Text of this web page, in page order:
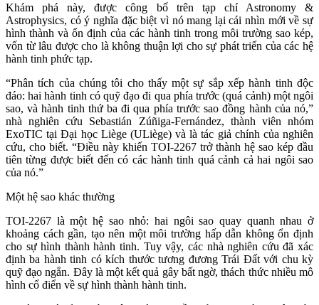
Khám phá này, được công bố trên tạp chí Astronomy &
Astrophysics, có ý nghĩa đặc biệt vì nó mang lại cái nhìn mới về sự
hình thành và ổn định của các hành tinh trong môi trường sao kép,
vốn từ lâu được cho là không thuận lợi cho sự phát triển của các hệ
hành tinh phức tạp.
“Phân tích của chúng tôi cho thấy một sự sắp xếp hành tinh độc
đáo: hai hành tinh có quỹ đạo đi qua phía trước (quá cảnh) một ngôi
sao, và hành tinh thứ ba đi qua phía trước sao đồng hành của nó,”
nhà nghiên cứu Sebastián Zúñiga-Fernández, thành viên nhóm
ExoTIC tại Đại học Liège (ULiège) và là tác giả chính của nghiên
cứu, cho biết. “Điều này khiến TOI-2267 trở thành hệ sao kép đầu
tiên từng được biết đến có các hành tinh quá cảnh cả hai ngôi sao
của nó.”
Một hệ sao khác thường
TOI-2267 là một hệ sao nhỏ: hai ngôi sao quay quanh nhau ở
khoảng cách gần, tạo nên một môi trường hấp dẫn không ổn định
cho sự hình thành hành tinh. Tuy vậy, các nhà nghiên cứu đã xác
định ba hành tinh có kích thước tương đương Trái Đất với chu kỳ
quỹ đạo ngắn. Đây là một kết quả gây bất ngờ, thách thức nhiều mô
hình cổ điển về sự hình thành hành tinh.